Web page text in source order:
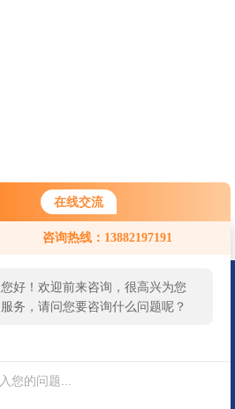
在线交流
咨询热线：13882197191
您好！欢迎前来咨询，很高兴为您
服务，请问您要咨询什么问题呢？